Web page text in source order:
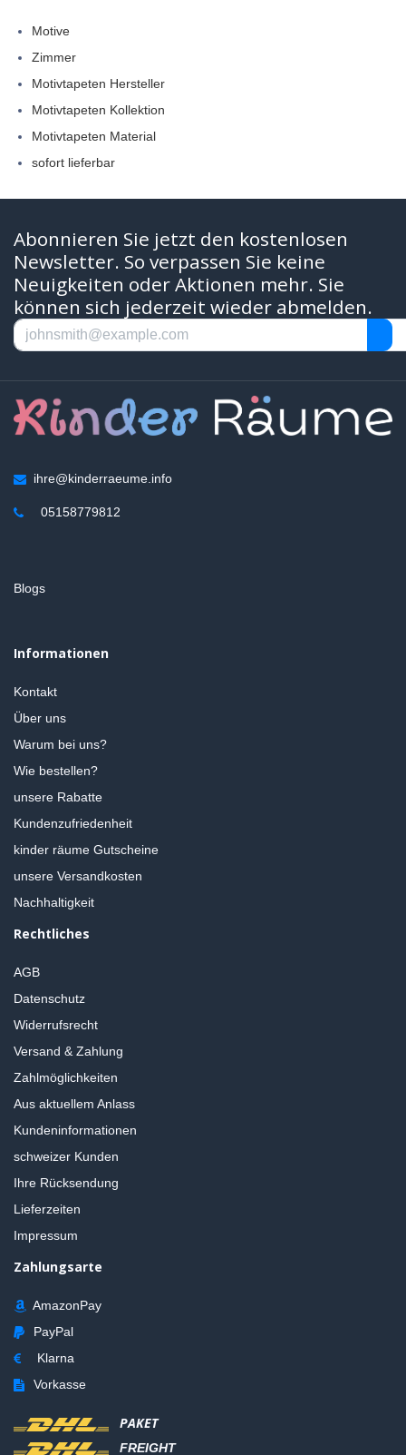
Motive
Zimmer
Motivtapeten Hersteller
Motivtapeten Kollektion
Motivtapeten Material
sofort lieferbar
Abonnieren Sie jetzt den kostenlosen
Newsletter. So verpassen Sie keine
Neuigkeiten oder Aktionen mehr. Sie
können sich jederzeit wieder abmelden.
ihre@kinderraeume.info
05158779812
Blogs
Informationen
Kontakt
Über uns
Warum bei uns?
Wie bestellen?
unsere Rabatte
Kundenzufriedenheit
kinder räume Gutscheine
unsere Versandkosten
Nachhaltigkeit
Rechtliches
AGB
Datenschutz
Widerrufsrecht
Versand & Zahlung
Zahlmöglichkeiten
Aus aktuellem Anlass
Kundeninformationen
schweizer Kunden
Ihre Rücksendung
Lieferzeiten
Impressum
Zahlungsarte
AmazonPay
PayPal
Klarna
Vorkasse
PAKET
FREIGHT